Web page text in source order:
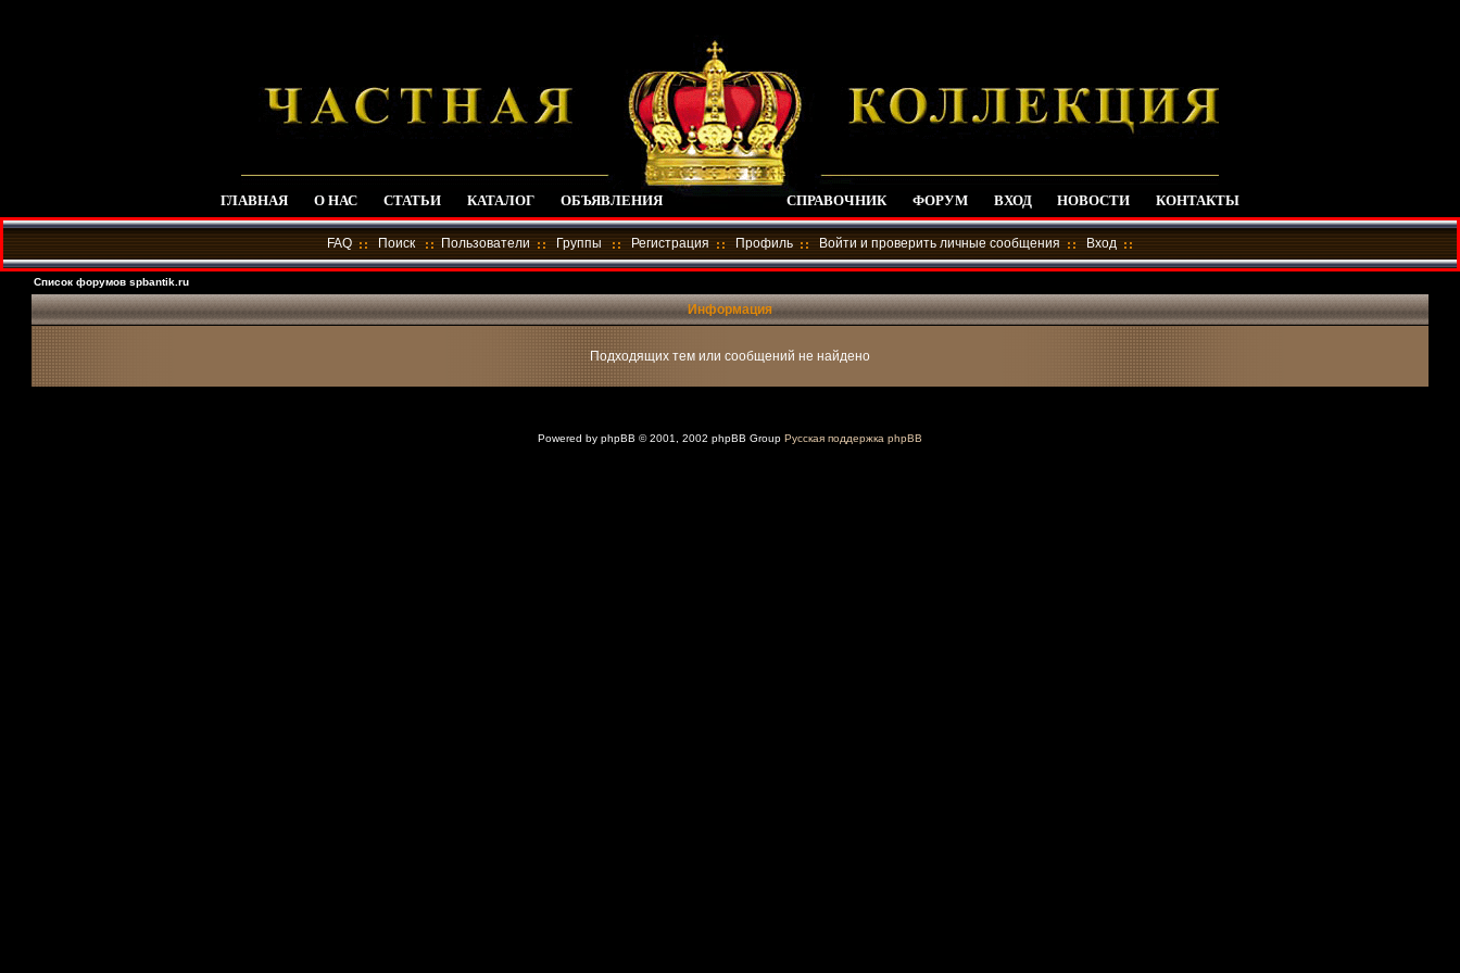
ГЛАВНАЯ О НАС СТАТЬИ КАТАЛОГ ОБЪЯВЛЕНИЯ СПРАВОЧНИК ФОРУМ ВХОД НОВОСТИ КОНТАКТЫ
FAQ Поиск Пользователи Группы Регистрация Профиль Войти и проверить личные сообщения Вход
Список форумов spbantik.ru
Информация
Подходящих тем или сообщений не найдено
Powered by phpBB © 2001, 2002 phpBB Group Русская поддержка phpBB